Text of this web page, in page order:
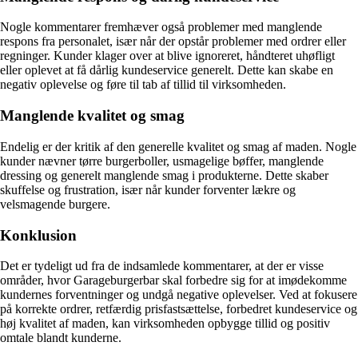
Nogle kommentarer fremhæver også problemer med manglende
respons fra personalet, især når der opstår problemer med ordrer eller
regninger. Kunder klager over at blive ignoreret, håndteret uhøfligt
eller oplevet at få dårlig kundeservice generelt. Dette kan skabe en
negativ oplevelse og føre til tab af tillid til virksomheden.
Manglende kvalitet og smag
Endelig er der kritik af den generelle kvalitet og smag af maden. Nogle
kunder nævner tørre burgerboller, usmagelige bøffer, manglende
dressing og generelt manglende smag i produkterne. Dette skaber
skuffelse og frustration, især når kunder forventer lækre og
velsmagende burgere.
Konklusion
Det er tydeligt ud fra de indsamlede kommentarer, at der er visse
områder, hvor Garageburgerbar skal forbedre sig for at imødekomme
kundernes forventninger og undgå negative oplevelser. Ved at fokusere
på korrekte ordrer, retfærdig prisfastsættelse, forbedret kundeservice og
høj kvalitet af maden, kan virksomheden opbygge tillid og positiv
omtale blandt kunderne.